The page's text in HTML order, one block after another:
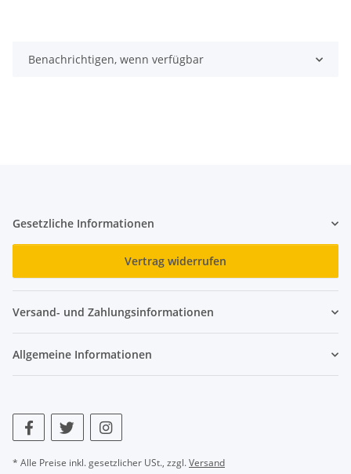
Benachrichtigen, wenn verfügbar
Gesetzliche Informationen
Vertrag widerrufen
Versand- und Zahlungsinformationen
Allgemeine Informationen
* Alle Preise inkl. gesetzlicher USt., zzgl.Versand